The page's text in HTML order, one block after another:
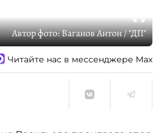
Автор фото:Ваганов Антон / "ДП"
Читайте нас в мессенджере Max